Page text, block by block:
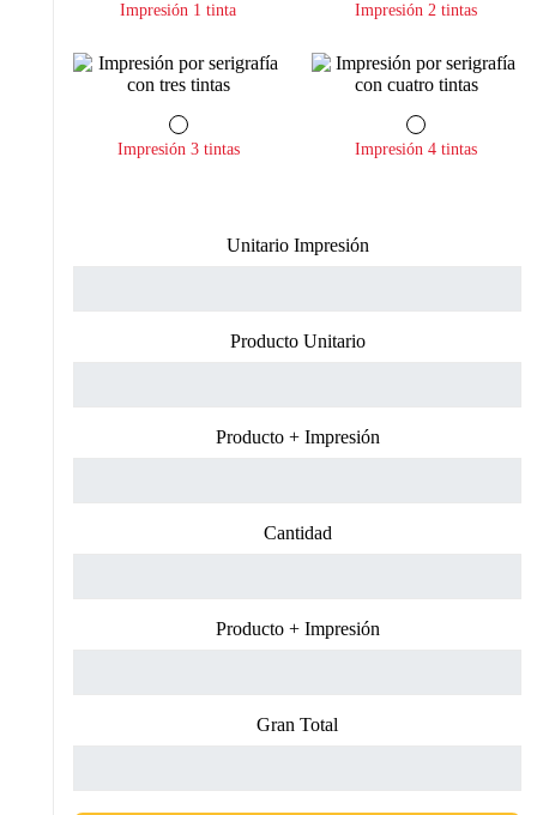
Impresión 1 tinta Impresión 2 tintas
Impresión 3 tintas Impresión 4 tintas
Unitario Impresión
Producto Unitario
Producto + Impresión
Cantidad
Producto + Impresión
Gran Total